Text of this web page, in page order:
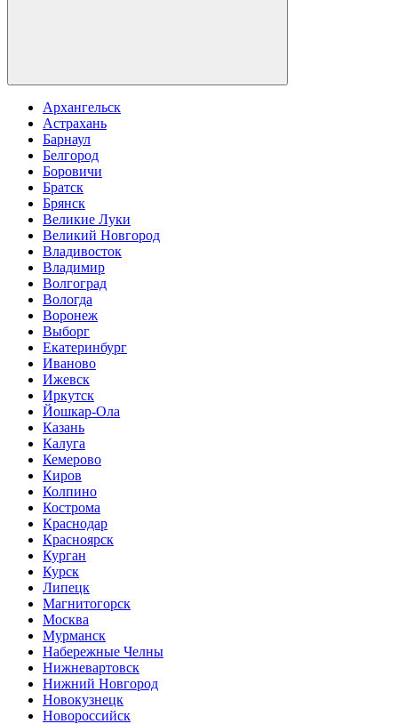
Архангельск
Астрахань
Барнаул
Белгород
Боровичи
Братск
Брянск
Великие Луки
Великий Новгород
Владивосток
Владимир
Волгоград
Вологда
Воронеж
Выборг
Екатеринбург
Иваново
Ижевск
Иркутск
Йошкар-Ола
Казань
Калуга
Кемерово
Киров
Колпино
Кострома
Краснодар
Красноярск
Курган
Курск
Липецк
Магнитогорск
Москва
Мурманск
Набережные Челны
Нижневартовск
Нижний Новгород
Новокузнецк
Новороссийск